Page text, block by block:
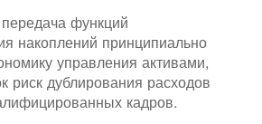
функций
накоплений принципиально
управления активами,
риск дублирования расходов
кадров.